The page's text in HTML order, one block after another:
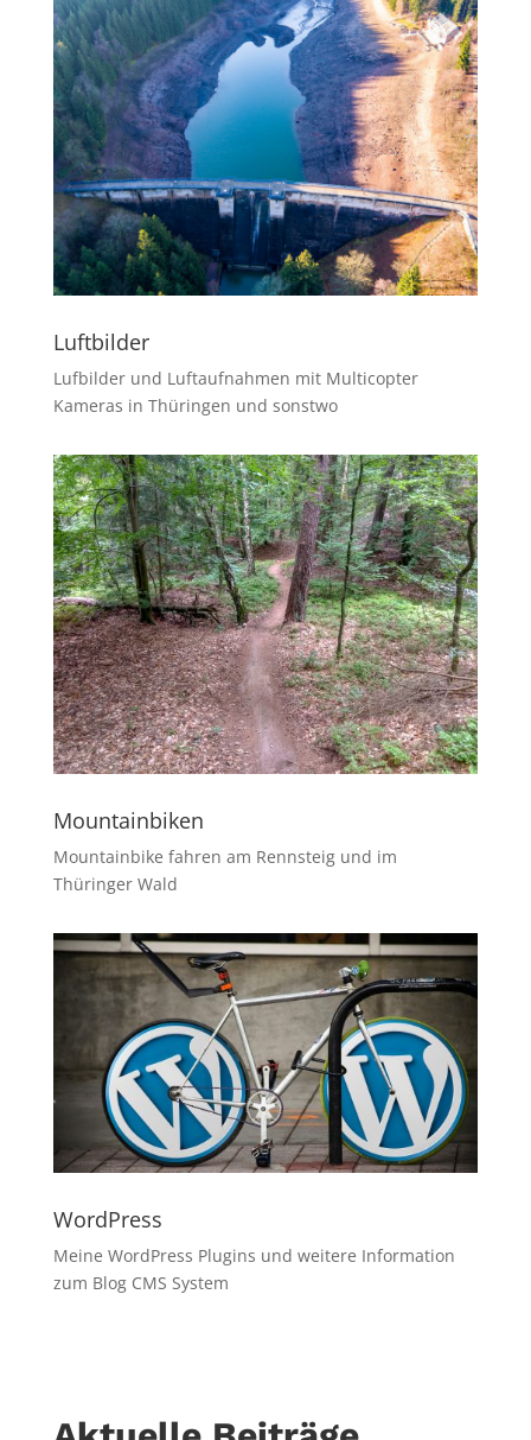
Luftbilder
Lufbilder und Luftaufnahmen mit Multicopter
Kameras in Thüringen und sonstwo
Mountainbiken
Mountainbike fahren am Rennsteig und im
Thüringer Wald
WordPress
Meine WordPress Plugins und weitere Information
zum Blog CMS System